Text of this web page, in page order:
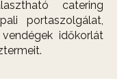
catering
portaszolgálat,
időkorlát